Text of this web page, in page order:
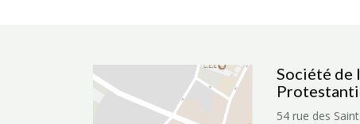
Société de
54 rue des